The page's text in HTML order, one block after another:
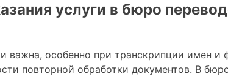
услуги в бюро
важна, особенно при транскрипции имен
повторной обработки документов. В